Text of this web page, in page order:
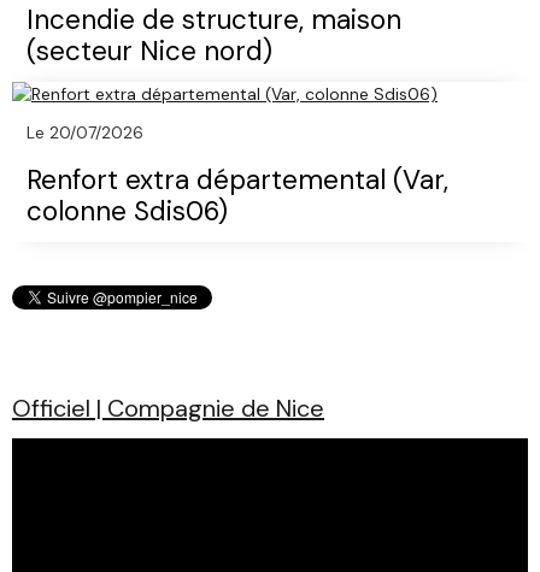
Incendie de structure, maison
(secteur Nice nord)
Le 20/07/2026
Renfort extra départemental (Var,
colonne Sdis06)
Officiel | Compagnie de Nice